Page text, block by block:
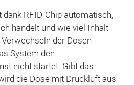
RFID-Chip automatisch,
handelt und wie viel Inhalt
der Dosen
System den
nicht startet. Gibt das
die Dose mit Druckluft aus